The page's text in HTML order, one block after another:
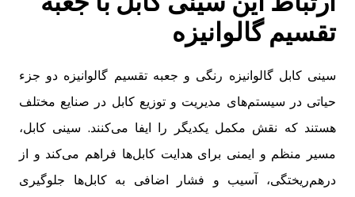
تقسیم گالوانیزه
سینی کابل گالوانیزه رنگی و جعبه تقسیم گالوانیزه دو جزء
حیاتی در سیستم‌های مدیریت و توزیع کابل در صنایع مختلف
هستند که نقش مکمل یکدیگر را ایفا می‌کنند. سینی کابل،
مسیر منظم و ایمنی برای هدایت کابل‌ها فراهم می‌کند و از
درهم‌ریختگی، آسیب و فشار اضافی به کابل‌ها جلوگیری